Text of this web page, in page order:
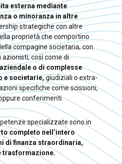
esterna mediante
o minoranza in altre
strategiche con altre
proprietà che comportino
compagine societaria, con
azionisti, così come di
o di complesse
e societarie,giudiziali o extra-
specifiche come scissioni,
conferimenti.
specializzate sono in
completo nell’intero
di finanza straordinaria,
trasformazione.